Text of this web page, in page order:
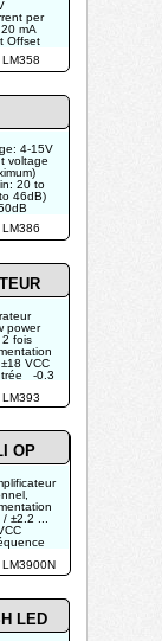
4-15V
voltage
20 to
46dB)
power
fois
VCC
-0.3
±2.2 ...
montée
sec
LED
per
mA
Offset
OP